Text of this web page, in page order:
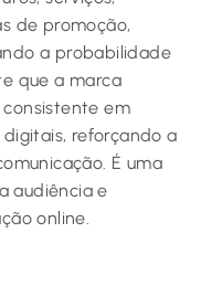
de promoção,
a probabilidade
que a marca
em
reforçando a
É uma
audiência e
online.